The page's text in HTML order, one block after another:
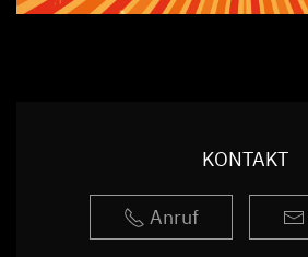
KONTAKT
Anruf